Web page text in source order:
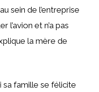
sein de l’entreprise
l’avion et n’a pas
la mère de
famille se félicite